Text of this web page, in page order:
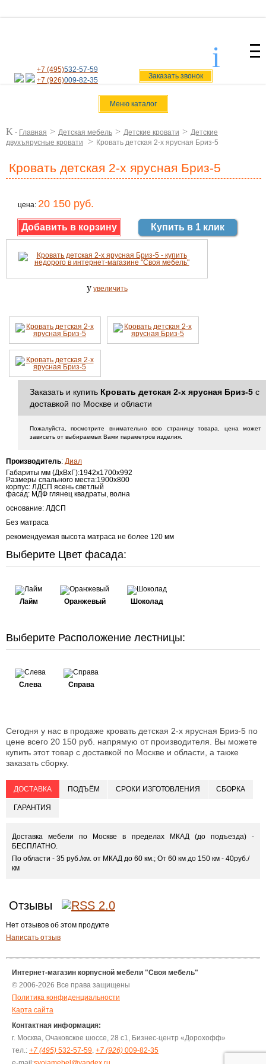
+7 (495)532-57-59
+7 (926)009-82-35 Заказать звонок
i
Меню каталог
K - Главная > Детская мебель > Детские кровати > Детские
двухъярусные кровати
> Кровать детская 2-х ярусная Бриз-5
Кровать детская 2-х ярусная Бриз-5
цена: 20 150 руб.
Купить в 1 клик
y увеличить
Заказать и купить Кровать детская 2-х ярусная Бриз-5 с
доставкой по Москве и области
Пожалуйста, посмотрите внимательно всю страницу товара, цена может
зависеть от выбираемых Вами параметров изделия.
Производитель: Диал
Габариты мм (ДхВхГ):1942х1700х992
Размеры спального места:1900х800
корпус: ЛДСП ясень светлый
фасад: МДФ глянец квадраты, волна
основание: ЛДСП
Без матраса
рекомендуемая высота матраса не более 120 мм
Выберите Цвет фасада:
Лайм Оранжевый Шоколад
Выберите Расположение лестницы:
Слева Справа
Сегодня у нас в продаже кровать детская 2-х ярусная Бриз-5 по
цене всего 20 150 руб. напрямую от производителя. Вы можете
купить этот товар с доставкой по Москве и области, а также
заказать сборку.
ДОСТАВКА ПОДЪЁМ СРОКИ ИЗГОТОВЛЕНИЯ СБОРКА
ГАРАНТИЯ
Доставка мебели по Москве в пределах МКАД (до подъезда) -
БЕСПЛАТНО.
По области - 35 руб./км. от МКАД до 60 км.; От 60 км до 150 км - 40руб./
км
Отзывы
Нет отзывов об этом продукте
Написать отзыв
Интернет-магазин корпусной мебели "Своя мебель"
© 2006-2026 Все права защищены
Политика конфиденциальности
Карта сайта
Контактная информация:
г. Москва, Очаковское шоссе, 28 с1, Бизнес-центр «Дорохофф»
тел.: +7 (495) 532-57-59, +7 (926) 009-82-35